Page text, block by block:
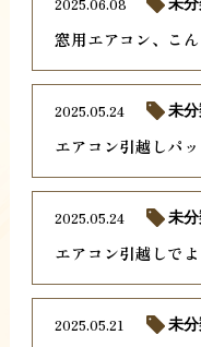
窓用エアコン、こ
2025.06.08 未
エアコン引越しパ
2025.05.24 未
エアコン引越しで
2025.05.24 未
2025.05.21 未